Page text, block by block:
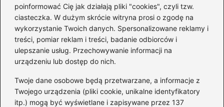
poinformować Cię jak działają pliki "cookies", czyli tzw.
ciasteczka. W dużym skrócie witryna prosi o zgodę na
wykorzystanie Twoich danych. Spersonalizowane reklamy i
treści, pomiar reklam i treści, badanie odbiorców i
ulepszanie usług. Przechowywanie informacji na
urządzeniu lub dostęp do nich.
Twoje dane osobowe będą przetwarzane, a informacje z
Twojego urządzenia (pliki cookie, unikalne identyfikatory
itp.) mogą być wyświetlane i zapisywane przez 137
2026-08-02
Giełda